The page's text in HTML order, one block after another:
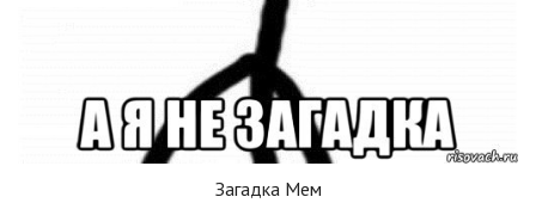
Загадка Мем